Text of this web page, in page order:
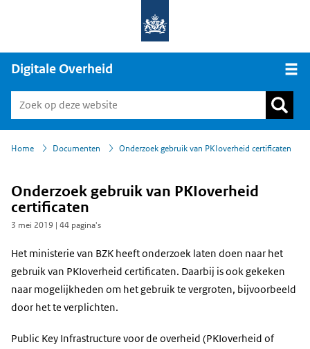
Digitale Overheid
Home
› Documenten
› Onderzoek gebruik van PKIoverheid certificaten
Onderzoek gebruik van PKIoverheid
certificaten
3 mei 2019 | 44 pagina's
Het ministerie van BZK heeft onderzoek laten doen naar het
gebruik van PKIoverheid certificaten. Daarbij is ook gekeken
naar mogelijkheden om het gebruik te vergroten, bijvoorbeeld
door het te verplichten.
Public Key Infrastructure voor de overheid (PKIoverheid of